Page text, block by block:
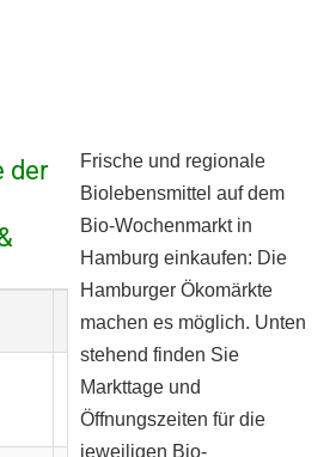
der
Zeit
Mi + Sa: 09:00 – 13:00 Uhr
Fr: 09:00 – 18:00 Uhr
Frische und regionale
Biolebensmittel auf dem
Bio-Wochenmarkt in
Hamburg einkaufen: Die
Hamburger Ökomärkte
machen es möglich. Unten
stehend finden Sie
Markttage und
Öffnungszeiten für die
jeweiligen Bio-